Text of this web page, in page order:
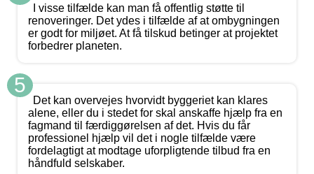
I visse tilfælde kan man få offentlig støtte til
renoveringer. Det ydes i tilfælde af at ombygningen
er godt for miljøet. At få tilskud betinger at projektet
forbedrer planeten.
5
Det kan overvejes hvorvidt byggeriet kan klares
alene, eller du i stedet for skal anskaffe hjælp fra en
fagmand til færdiggørelsen af det. Hvis du får
professionel hjælp vil det i nogle tilfælde være
fordelagtigt at modtage uforpligtende tilbud fra en
håndfuld selskaber.